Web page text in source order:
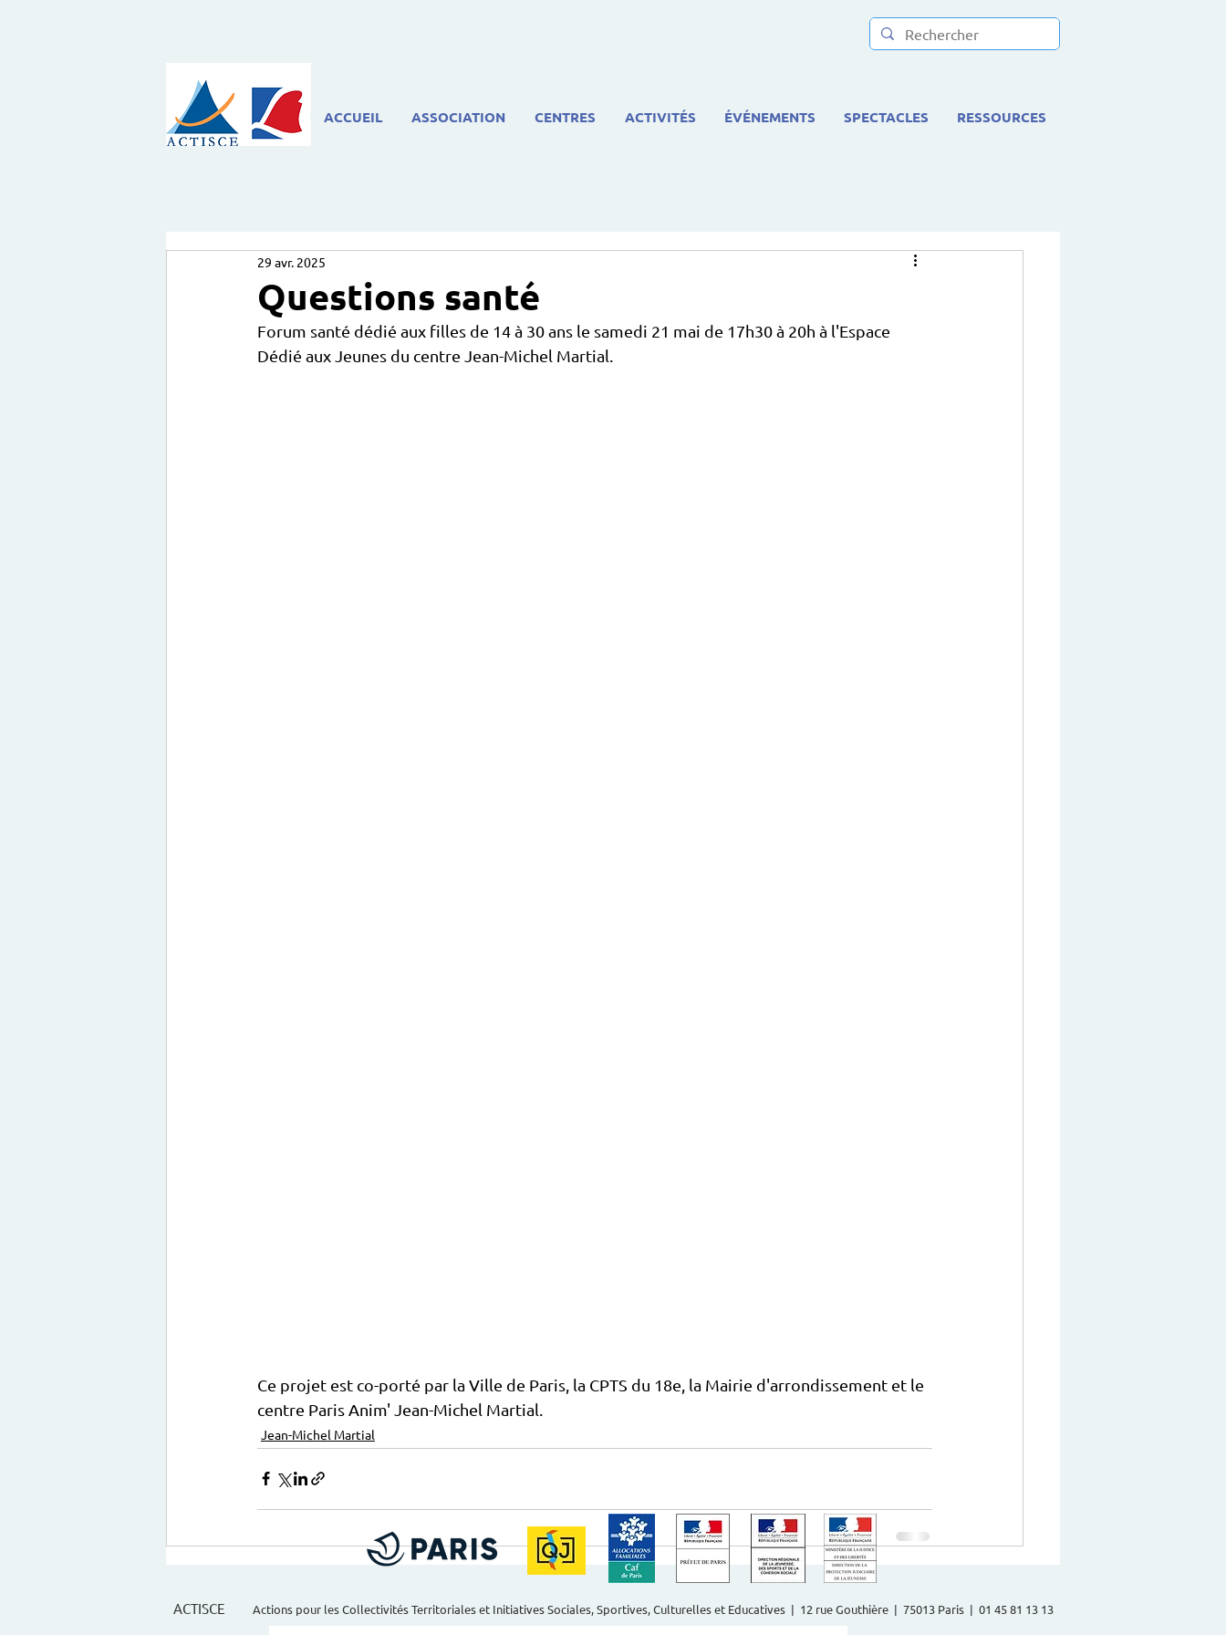
ACCUEIL ASSOCIATION CENTRES ACTIVITÉS ÉVÉNEMENTS SPECTACLES RESSOURCES
Questions santé
29 avr. 2025
Forum santé dédié aux filles de 14 à 30 ans le samedi 21 mai de 17h30 à 20h à l'Espace
Dédié aux Jeunes du centre Jean-Michel Martial.
Ce projet est co-porté par la Ville de Paris, la CPTS du 18e, la Mairie d'arrondissement et le
centre Paris Anim' Jean-Michel Martial.
Jean-Michel Martial
ACTISCE Actions pour les Collectivités Territoriales et Initiatives Sociales, Sportives, Culturelles et Educatives | 12 rue Gouthière | 75013 Paris | 01 45 81 13 13